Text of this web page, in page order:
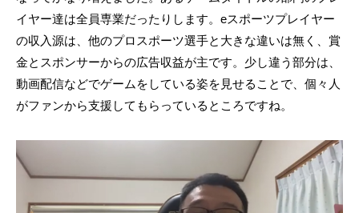
イヤー達は全員専業だったりします。eスポーツプレイヤー
の収入源は、他のプロスポーツ選手と大きな違いは無く、賞
金とスポンサーからの広告収益が主です。少し違う部分は、
動画配信などでゲームをしている姿を見せることで、個々人
がファンから支援してもらっているところですね。